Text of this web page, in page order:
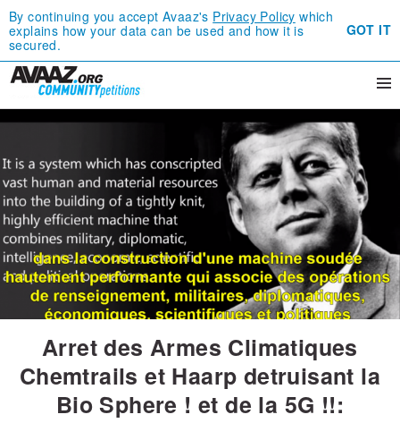
By continuing you accept Avaaz's Privacy Policy which
explains how your data can be used and how it is
secured.
GOT IT
Arret des Armes Climatiques
Chemtrails et Haarp detruisant la
Bio Sphere ! et de la 5G !!: